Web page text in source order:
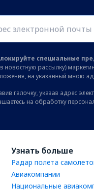
специальные
новостную рассылку)
на указанный мною
галочку, указав адрес
на обработку
Узнать больше
Радар полета
Авиакомпании
Национальные